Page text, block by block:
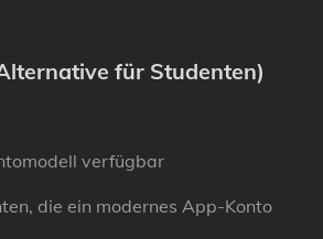
für Studenten)
verfügbar
die ein modernes App-Konto